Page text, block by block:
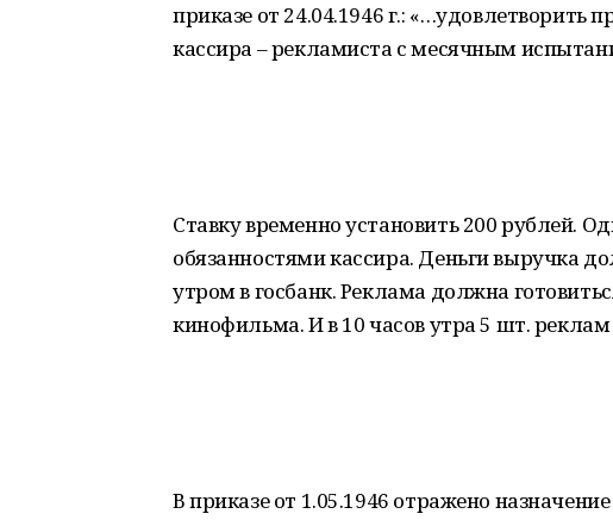
приказе от 24.04.1946 г.: «…удовлетворить
кассира – рекламиста с месячным
Ставку временно установить 200 рублей.
обязанностями кассира. Деньги выручка
утром в госбанк. Реклама должна
кинофильма. И в 10 часов утра 5 шт.
В приказе от 1.05.1946 отражено